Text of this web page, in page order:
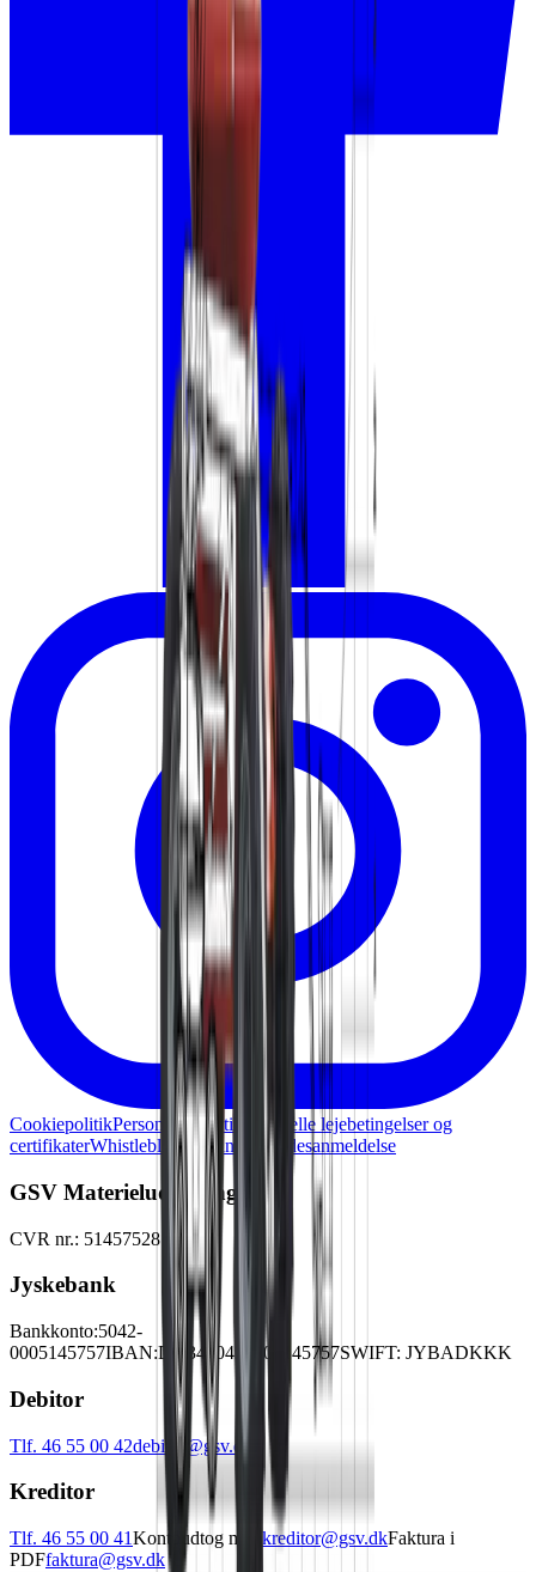
CookiepolitikPersondatapolitik
Generelle lejebetingelser og
certifikaterWhistleblowerordning Skadesanmeldelse
GSV Materieludlejning A/S
CVR nr.: 51457528
Jyskebank
Bankkonto:5042-
0005145757IBAN:DK3450420005145757SWIFT: JYBADKKK
Debitor
Tlf. 46 55 00 42debitor@gsv.dk
Kreditor
Tlf. 46 55 00 41Kontoudtog mm. kreditor@gsv.dkFaktura i
PDFfaktura@gsv.dk